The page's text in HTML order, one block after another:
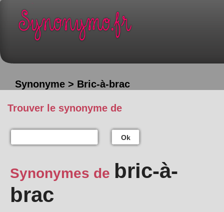
Synonyme > Bric-à-brac
Trouver le synonyme de
Ok
Synonymes de bric-à-
brac